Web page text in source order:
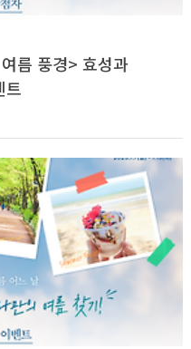
름 풍경> 효성과
트